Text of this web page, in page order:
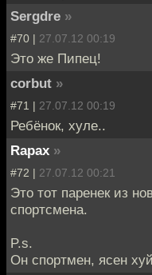
Sergdre »
#70 | 27.07.12 00:19
Это же Пипец!
corbut »
#71 | 27.07.12 00:19
Ребёнок, хуле..
Rapax »
#72 | 27.07.12 00:21
Это тот паренек из
спортсмена.
P.s.
Он спортмен, ясен